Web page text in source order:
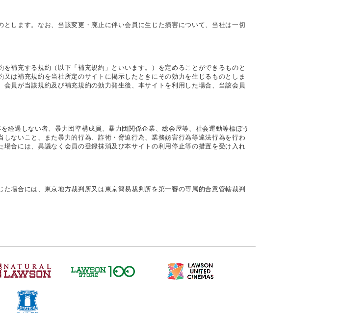
します。なお、当該変更・廃止に伴い会員に生じた損害について、当社は一切
補充する規約（以下「補充規約」といいます。）を定めることができるものと
は補充規約を当社所定のサイトに掲示したときにその効力を生じるものとしま
員が当該規約及び補充規約の効力発生後、本サイトを利用した場合、当該会員
経過しない者、暴力団準構成員、暴力団関係企業、総会屋等、社会運動等標ぼう
ないこと、また暴力的行為、詐術・脅迫行為、業務妨害行為等違法行為を行わ
合には、異議なく会員の登録抹消及び本サイトの利用停止等の措置を受け入れ
場合には、東京地方裁判所又は東京簡易裁判所を第一審の専属的合意管轄裁判